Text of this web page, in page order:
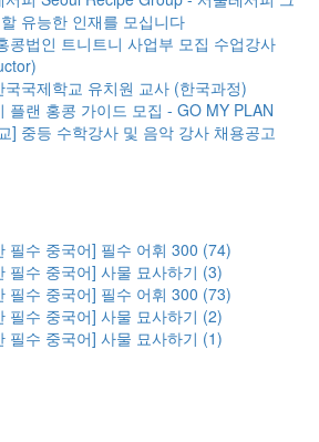
유능한 인재를 모십니다
콩법인 트니트니 사업부 모집 수업강사
국제학교 유치원 교사 (한국과정)
플랜 홍콩 가이드 모집 - GO MY PLAN
] 중등 수학강사 및 음악 강사 채용공고
필수 중국어] 필수 어휘 300 (74)
필수 중국어] 사물 묘사하기 (3)
필수 중국어] 필수 어휘 300 (73)
필수 중국어] 사물 묘사하기 (2)
필수 중국어] 사물 묘사하기 (1)